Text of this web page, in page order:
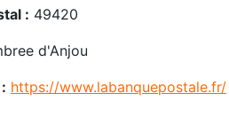
: 49420
d'Anjou
https://www.labanquepostale.fr/